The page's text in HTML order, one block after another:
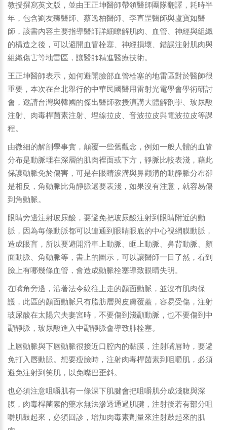
教授撰寫英文版，並由王正坤醫師帶領醫師團隊翻譯，耗時半
年，包含劉友臻醫師、蔡逸柏醫師、李直罡醫師與盧寶如醫
師，該書內容主要指導醫師詳細瞭解肌肉、血管、神經與組織
的構造之後，可以避開血管栓塞、神經損壞、錯誤注射肌肉與
組織傷害等地雷區，讓醫師精進醫療技術。
王正坤醫師表示，如何避開臉部血管栓塞的地雷區對於醫師很
重要，本次在台北舉行的中華民國醫用雷射光電學會學術研討
會，邀請台灣與韓國的傑出醫師教授演講大體解剖學、玻尿酸
注射、肉毒桿菌素注射、埋線拉皮、音波拉皮與電波拉皮等課
程。
由微細的解剖學事實，顛覆一些舊觀念，例如一般人體的血管
分布是動脈埋在深層的肌肉裡面或下方，靜脈比較表淺，藉此
保護動脈免於傷害，可是在眼睛淚溝與鼻颧溝的動靜脈分布卻
是相反，角動脈比角靜脈還要表淺，如果沒有注意，就容易傷
到角動脈。
眼睛旁邊注射玻尿酸，要避免把玻尿酸注射到眼睛附近的動
脈，因為每條動脈都可以連通到眼睛眼底的中心視網膜動脈，
造成眼盲，所以要避開滑車上動脈、眶上動脈、鼻背動脈、顏
面動脈、角動脈等，書上的圖示，可以讓醫師一目了然，看到
臉上有哪幾條血管，會造成動脈栓塞導致眼睛失明。
在嘴角旁邊，沿著法令紋往上走的顏面動脈，並沒有肌肉保
護，此區的顏面動脈只有脂肪層與皮膚覆蓋，容易受傷，注射
玻尿酸在太陽穴夫妻宮時，不要傷到淺顳動脈，也不要傷到中
顳靜脈，玻尿酸進入中顳靜脈會導致肺栓塞。
上唇動脈與下唇動脈很接近口腔內的黏膜，注射嘴唇時，要避
免打入唇動脈。想要瘦臉時，注射肉毒桿菌素到咀嚼肌，必須
避免注射到笑肌，以免嘴巴歪斜。
也必須注意咀嚼肌有一條深下肌腱會把咀嚼肌分成淺腹與深
腹，肉毒桿菌素的藥水無法滲透通過肌腱，注射後若有部分咀
嚼肌鼓起來，必須回診，增加肉毒素劑量來注射鼓起來的肌